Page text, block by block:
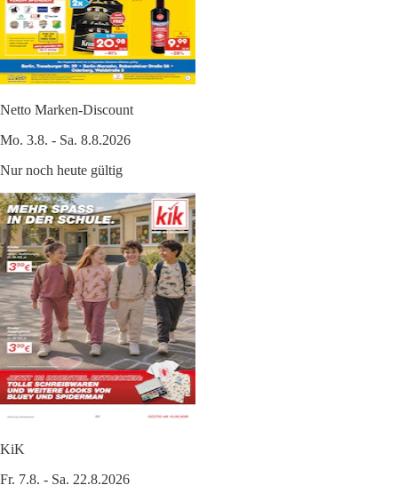
Netto Marken-Discount
Mo. 3.8. - Sa. 8.8.2026
Nur noch heute gültig
KiK
Fr. 7.8. - Sa. 22.8.2026